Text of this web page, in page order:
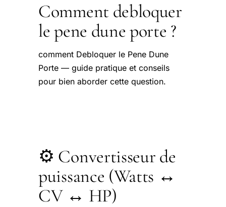
Comment debloquer
le pene dune porte ?
comment Debloquer le Pene Dune
Porte — guide pratique et conseils
pour bien aborder cette question.
⚙️ Convertisseur de
puissance (Watts ↔
CV ↔ HP)